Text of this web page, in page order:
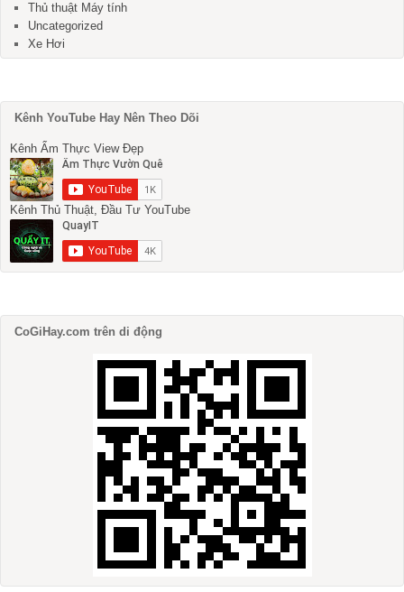
Thủ thuật Máy tính
Uncategorized
Xe Hơi
Kênh YouTube Hay Nên Theo Dõi
Kênh Ẩm Thực View Đẹp
Kênh Thủ Thuật, Đầu Tư YouTube
CoGiHay.com trên di động